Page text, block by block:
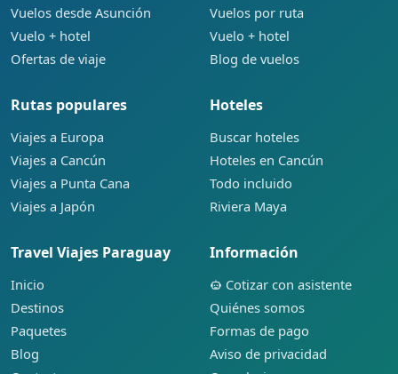
Vuelos desde Asunción
Vuelo + hotel
Ofertas de viaje
Vuelos por ruta
Vuelo + hotel
Blog de vuelos
Rutas populares
Viajes a Europa
Viajes a Cancún
Viajes a Punta Cana
Viajes a Japón
Hoteles
Buscar hoteles
Hoteles en Cancún
Todo incluido
Riviera Maya
Travel Viajes Paraguay
Inicio
Destinos
Paquetes
Blog
Información
Cotizar con asistente
Quiénes somos
Formas de pago
Aviso de privacidad